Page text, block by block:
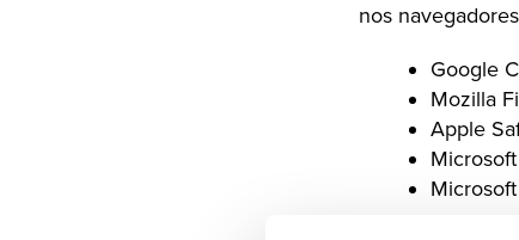
nos
Google
Mozilla
Apple